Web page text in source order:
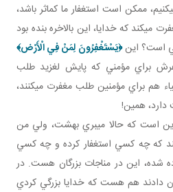
ممکن است استغفار ما کم اثر باشد،
مي کند که خدايا، اين بالاخره بنده بود
است؟ اين﴿يَسْتَغْفِرُونَ لِمَنْ فِي الْأَرْض‏﴾
براي مؤمني که پايش لغزيد طلب
هم براي مؤمنين طلب مغفرت مي کنند،
همين!
اين است که حالا مي بري بهشت، ولي من
که چه کسي استغفار کرده و چه کسي
اين در مناجات بزرگان هست. در
دادند هم هست که خدايا بزرگي کردي